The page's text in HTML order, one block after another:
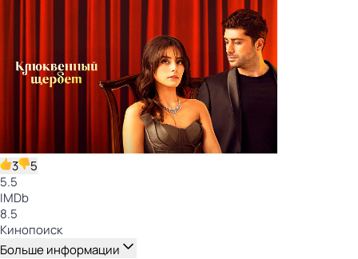
3
5
5.5
IMDb
8.5
Кинопоиск
Больше информации